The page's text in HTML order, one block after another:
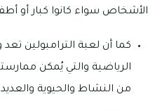
الأشخاص سواء كانوا كبار أو
كما أن لعبة الترامبولين
الرياضية والتي يُمكن
من النشاط والحيوية